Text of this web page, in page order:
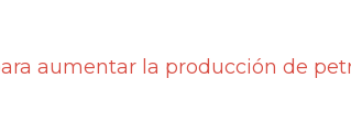
aumentar la producción de